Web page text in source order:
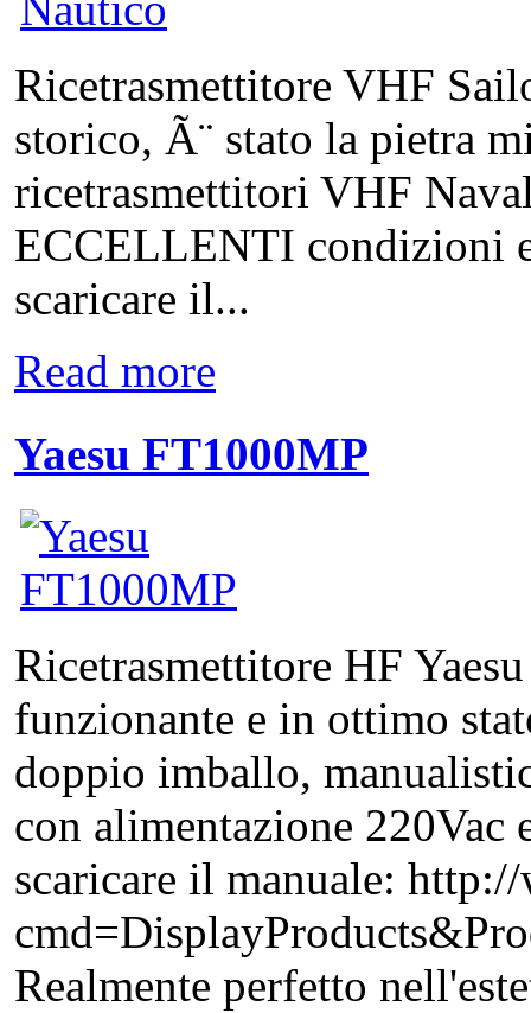
Ricetrasmettitore VHF
storico, Ã¨ stato la pietra
ricetrasmettitori VHF
ECCELLENTI condizioni
scaricare il...
Read more
Yaesu FT1000MP
Ricetrasmettitore HF
funzionante e in ottimo
doppio imballo,
con alimentazione 220Vac
scaricare il manuale:
Realmente perfetto